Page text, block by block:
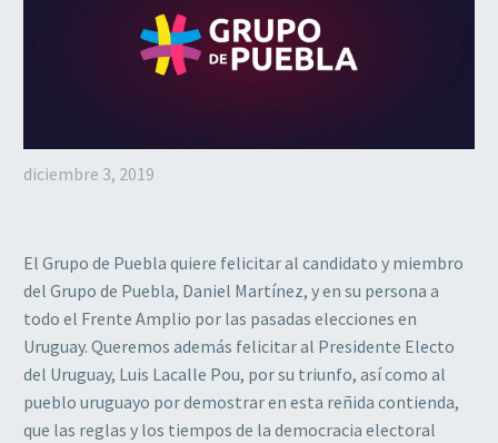
diciembre 3, 2019
El Grupo de Puebla quiere felicitar al candidato y miembro
del Grupo de Puebla, Daniel Martínez, y en su persona a
todo el Frente Amplio por las pasadas elecciones en
Uruguay. Queremos además felicitar al Presidente Electo
del Uruguay, Luis Lacalle Pou, por su triunfo, así como al
pueblo uruguayo por demostrar en esta reñida contienda,
que las reglas y los tiempos de la democracia electoral